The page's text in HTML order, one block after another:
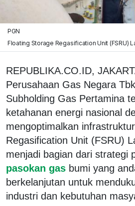
PGN
Floating Storage Regasification Unit (FSRU)
REPUBLIKA.CO.ID,
Perusahaan Gas Negara
Subholding Gas Pertamina
ketahanan energi nasional
mengoptimalkan
Regasification Unit (FSRU)
menjadi bagian dari strategi
pasokan gas bumi yang
berkelanjutan untuk
industri dan kebutuhan